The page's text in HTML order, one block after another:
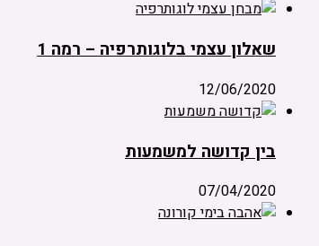
שאלון עצמי בלוגותרפיה – רמה 1
12/06/2020
בין קדושה למשמעות
07/04/2020